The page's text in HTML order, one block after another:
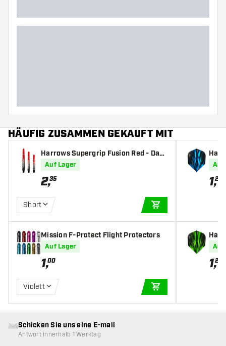
HÄUFIG ZUSAMMEN GEKAUFT MIT
Harrows Supergrip Fusion Red - Dart
Shafts
Auf Lager
2,35
Short
Mission F-Protect Flight Protectors
Auf Lager
1,00
Violett
Auf
1,20
Auf
1,20
Schicken Sie uns eine E-mail
Antwort innerhalb 1 Werktag